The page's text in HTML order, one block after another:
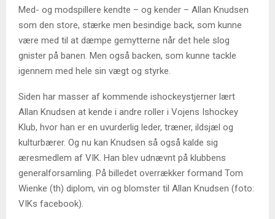
Med- og modspillere kendte – og kender – Allan Knudsen
som den store, stærke men besindige back, som kunne
være med til at dæmpe gemytterne når det hele slog
gnister på banen. Men også backen, som kunne tackle
igennem med hele sin vægt og styrke.
Siden har masser af kommende ishockeystjerner lært
Allan Knudsen at kende i andre roller i Vojens Ishockey
Klub, hvor han er en uvurderlig leder, træner, ildsjæl og
kulturbærer. Og nu kan Knudsen så også kalde sig
æresmedlem af VIK. Han blev udnævnt på klubbens
generalforsamling. På billedet overrækker formand Tom
Wienke (th) diplom, vin og blomster til Allan Knudsen (foto:
VIKs facebook).